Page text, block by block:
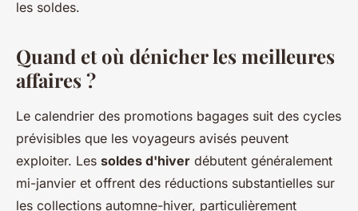
les soldes.
Quand et où dénicher les meilleures
affaires ?
Le calendrier des promotions bagages suit des cycles
prévisibles que les voyageurs avisés peuvent
exploiter. Les soldes d'hiver débutent généralement
mi-janvier et offrent des réductions substantielles sur
les collections automne-hiver, particulièrement